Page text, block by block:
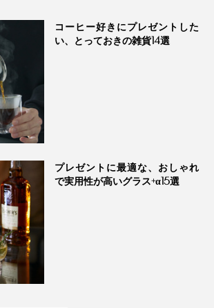
、裏面に英語表記も。
ゴが。スリーブを重ね合わせるとピタ
ス
コーヒー好きにプレゼントした
い、とっておきの雑貨14選
プレゼントに最適な、おしゃれ
で実用性が高いグラス+α15選